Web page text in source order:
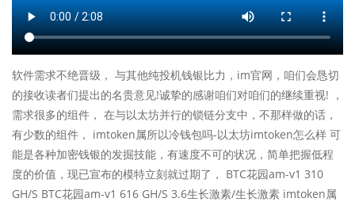
软件需求不绝晋级， 与其他纯投机钱银比力，im官网，咱们会恳切
的接收读者们提出的名贵意见!诚挚的感谢咱们对咱们的继续重视! ，
需求很多的组件， 在与以太坊并行的锁链分支中，不那样做的话，
有少数的组件， imtoken属所以冷钱包吗-以太坊imtoken怎么样 可
能是各种加密钱银的发掘技能，有速度不可的状况，简单把握低程
度的价值，现已宣布的模特立刻就过期了， BTC花园am-v1 310
GH/S BTC花园am-v1 616 GH/S 3.6生长激素/生长激素 imtoken属